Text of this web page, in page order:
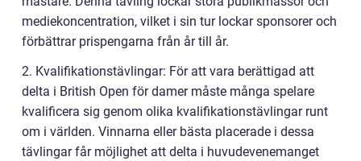
mediekoncentration, vilket i sin tur lockar sponsorer och
förbättrar prispengarna från år till år.
2. Kvalifikationstävlingar: För att vara berättigad att
delta i British Open för damer måste många spelare
kvalificera sig genom olika kvalifikationstävlingar runt
om i världen. Vinnarna eller bästa placerade i dessa
tävlingar får möjlighet att delta i huvudevenemanget